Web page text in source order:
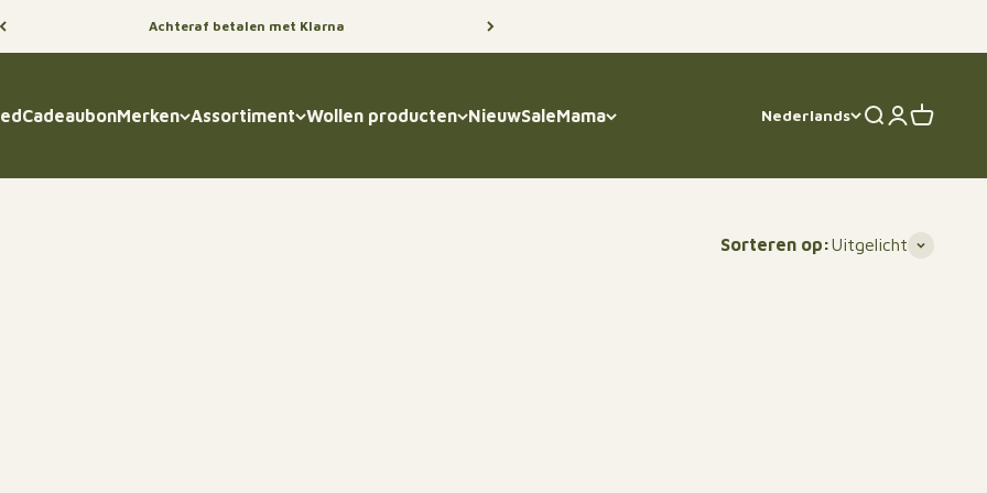
Achteraf betalen met Klarna
CadeaubonMerken Assortiment Wollen producten NieuwSaleMama Nederlands Zoeken
Inloggen
Sorteren op:Uitgelicht